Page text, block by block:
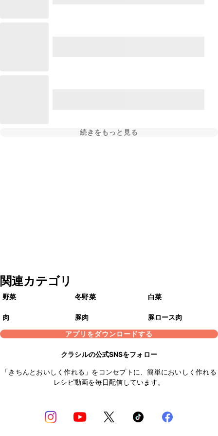
続きをもっと見る
関連カテゴリ
野菜 冬野菜 白菜
肉 豚肉
豚ロース肉
アプリをダウンロードする
クラシルの公式SNSをフォロー
「きちんとおいしく作れる」をコンセプトに、簡単においしく作れる
レシピ動画を毎日配信しています。